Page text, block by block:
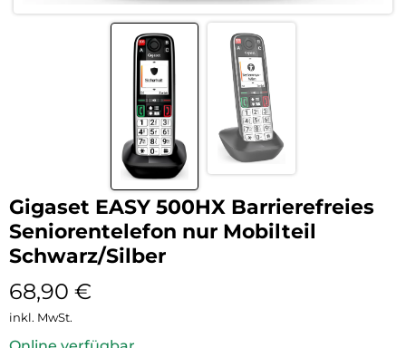
Gigaset EASY 500HX Barrierefreies
Seniorentelefon nur Mobilteil
Schwarz/Silber
68,90 €
inkl. MwSt.